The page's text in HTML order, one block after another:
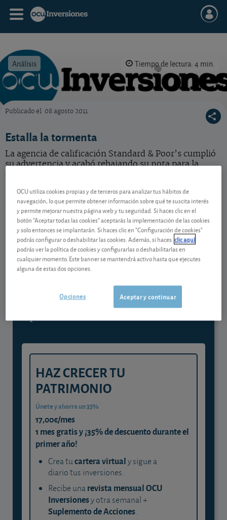
Análisis Tiempo de lectura: 4 min.
Publicado el 08 agosto 2011
Estalla la tormenta
La agencia de calificación Standard & Poor’s cumplió
su advertencia y acabó rebajando su nota para la
intentar frenar los ataques especulativos contra la
deuda española e italiana.
Contenido reservado a SOCIOS
Gestiona tu dinero con visión
y consigue que cada euro trabaje
HAZ CRECER TU
PATRIMONIO
Únete y ahorra un 35%
17,00€/mes
1 mes gratis y ¡35% de descuento durante el
primer año!
Crea tucartera virtualy sigue a
diario tus inversiones.
Recibe unarevista mensual OCU
Inversionesy otra semanal +
Suplemento de Acciones.
OCU utiliza cookies propias y de terceros para analizar tus hábitos de
navegación, lo que permite obtener información sobre qué te suscita interés
y permite mejorar nuestra página web y tu seguridad. Si haces clic en el
botón "Aceptar todas las cookies" aceptarás la implementación de las cookies
y solo entonces se implantarán. Si haces clic en "Configuración de cookies"
podrás configurar o deshabilitar las cookies. Además, si haces clic aquí
podrás ver la política de cookies y configurarlas o deshabilitarlas en
cualquier momento. Este banner se mantendrá activo hasta que ejecutes
alguna de estas dos opciones.
Aceptar y continuar
Opciones